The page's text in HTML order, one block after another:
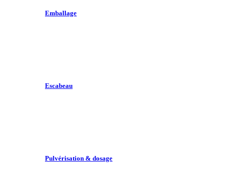
Emballage
Escabeau
Pulvérisation & dosage